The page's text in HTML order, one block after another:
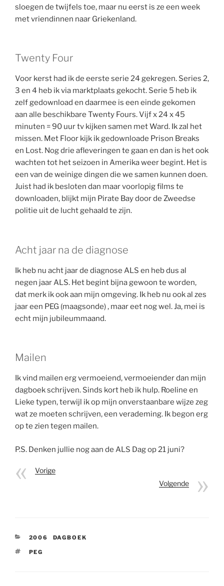
sloegen de twijfels toe, maar nu eerst is ze een week
met vriendinnen naar Griekenland.
Twenty Four
Voor kerst had ik de eerste serie 24 gekregen. Series 2,
3 en 4 heb ik via marktplaats gekocht. Serie 5 heb ik
zelf gedownload en daarmee is een einde gekomen
aan alle beschikbare Twenty Fours. Vijf x 24 x 45
minuten = 90 uur tv kijken samen met Ward. Ik zal het
missen. Met Floor kijk ik gedownloade Prison Breaks
en Lost. Nog drie afleveringen te gaan en dan is het ook
wachten tot het seizoen in Amerika weer begint. Het is
een van de weinige dingen die we samen kunnen doen.
Juist had ik besloten dan maar voorlopig films te
downloaden, blijkt mijn Pirate Bay door de Zweedse
politie uit de lucht gehaald te zijn.
Acht jaar na de diagnose
Ik heb nu acht jaar de diagnose ALS en heb dus al
negen jaar ALS. Het begint bijna gewoon te worden,
dat merk ik ook aan mijn omgeving. Ik heb nu ook al zes
jaar een PEG (maagsonde) , maar eet nog wel. Ja, mei is
echt mijn jubileummaand.
Mailen
Ik vind mailen erg vermoeiend, vermoeiender dan mijn
dagboek schrijven. Sinds kort heb ik hulp. Roeline en
Lieke typen, terwijl ik op mijn onverstaanbare wijze zeg
wat ze moeten schrijven, een verademing. Ik begon erg
op te zien tegen mailen.
P.S. Denken jullie nog aan de ALS Dag op 21 juni?
Vorige
Volgende
CATEGORIEËN
2006
DAGBOEK
TAGS
PEG